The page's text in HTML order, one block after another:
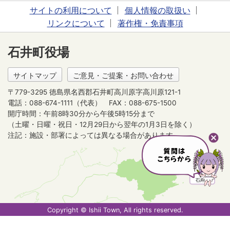
サイトの利用について
個人情報の取扱い
リンクについて
著作権・免責事項
石井町役場
サイトマップ ご意見・ご提案・お問い合わせ
〒779-3295 徳島県名西郡石井町高川原字高川原121-1
電話：088-674-1111（代表）
FAX：088-675-1500
開庁時間：午前8時30分から午後5時15分まで
（土曜・日曜・祝日・12月29日から翌年の1月3日を除く）
注記：施設・部署によっては異なる場合があります。
Copyright © Ishii Town, All rights reserved.